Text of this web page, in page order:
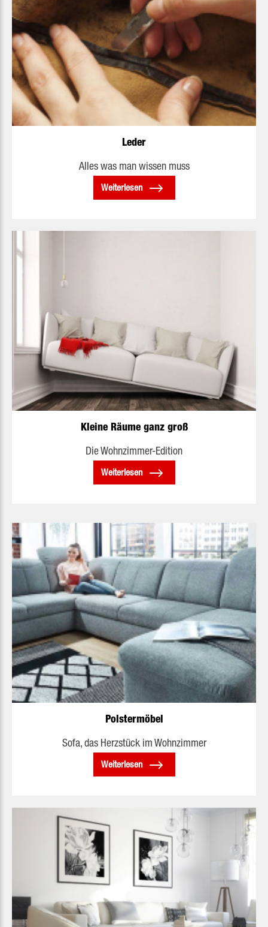
Leder
Alles was man wissen muss
Weiterlesen
Kleine Räume ganz groß
Die Wohnzimmer-Edition
Weiterlesen
Polstermöbel
Sofa, das Herzstück im Wohnzimmer
Weiterlesen